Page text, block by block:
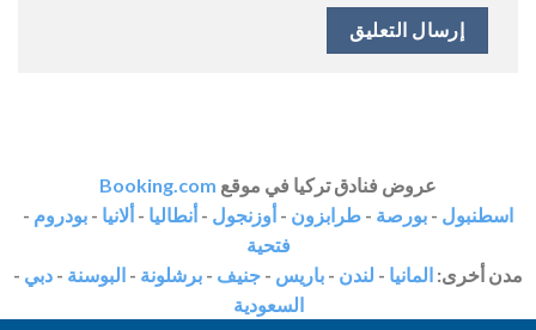
عروض فنادق تركيا في موقع Booking.com
اسطنبول - بورصة - طرابزون -أوزنجول -أنطاليا -ألانيا - بودروم -
فتحية
مدن أخرى: المانيا - لندن - باريس - جنيف - برشلونة - البوسنة - دبي -
السعودية